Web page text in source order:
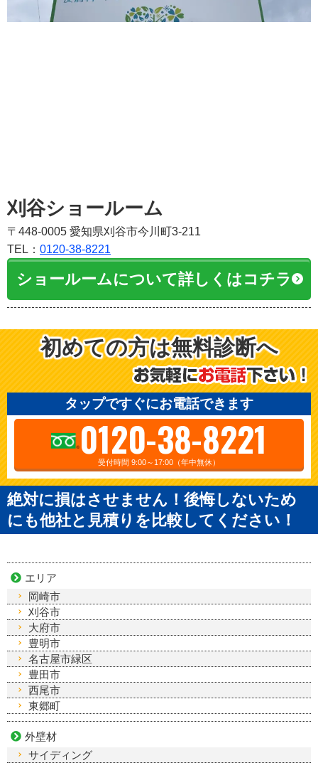
刈谷ショールーム
〒448-0005 愛知県刈谷市今川町3-211
TEL： 0120-38-8221
ショールームについて詳しくはコチラ
初めての方は無料診断へ
タップですぐにお電話できます
0120-38-8221
受付時間 9:00～17:00（年中無休）
絶対に損はさせません！後悔しないため
にも他社と見積りを比較してください！
エリア
岡崎市
刈谷市
大府市
豊明市
名古屋市緑区
豊田市
西尾市
東郷町
外壁材
サイディング